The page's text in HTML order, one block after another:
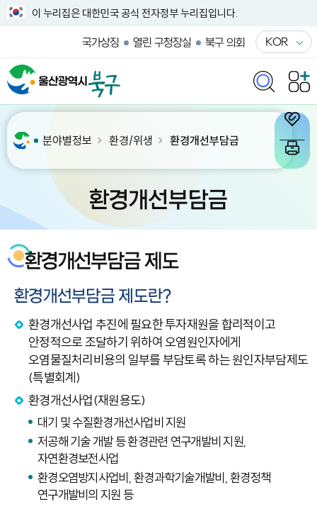
이 누리집은 대한민국 공식 전자정부 누리집입니다.
국가상징 열린 구청장실 북구 의회 KOR
분야별정보 환경/위생 환경개선부담금
환경개선부담금
환경개선부담금 제도
환경개선부담금 제도란?
환경개선사업 추진에 필요한 투자재원을 합리적이고
안정적으로 조달하기 위하여 오염원인자에게
오염물질처리비용의 일부를 부담토록 하는 원인자부담제도
(특별회계)
환경개선사업(재원용도)
대기 및 수질환경개선사업비 지원
저공해 기술 개발 등 환경관련 연구개발비 지원,
자연환경보전사업
환경오염방지사업비, 환경과학기술개발비, 환경정책
연구개발비의 지원 등